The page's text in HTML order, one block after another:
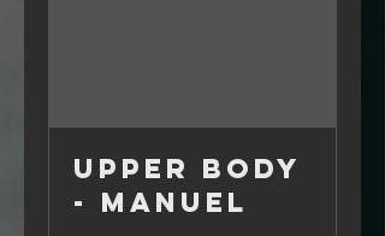
Upper Body
- Manuel